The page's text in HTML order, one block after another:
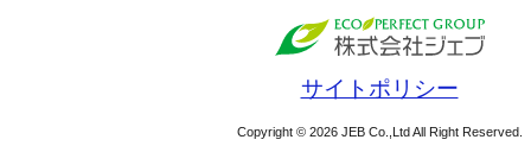
サイトポリシー
Copyright © 2026 JEB Co.,Ltd All Right Reserved.